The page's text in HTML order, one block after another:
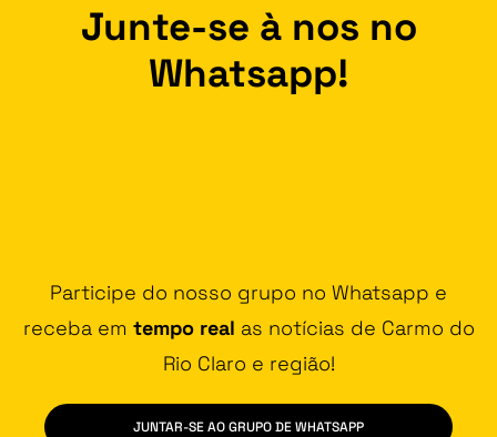
Junte-se à nos no
Whatsapp!
Participe do nosso grupo no Whatsapp e
receba em tempo real as notícias de Carmo do
Rio Claro e região!
JUNTAR-SE AO GRUPO DE WHATSAPP